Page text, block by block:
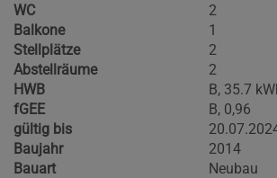
WC
2
Balkone
1
Stellplätze
2
Abstellräume
2
HWB
B, 35.7
fGEE
B, 0,96
gültig bis
Baujahr
2014
Bauart
Neubau